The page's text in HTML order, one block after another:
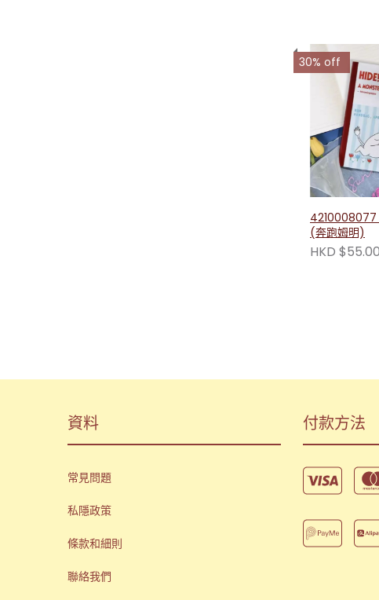
30% off
4210008077
(奔跑姆明)
HKD $55.00
資料
常見問題
私隱政策
條款和細則
聯絡我們
付款方法